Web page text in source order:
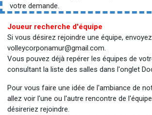
votre demande.
Joueur recherche d'équipe
Si vous désirez rejoindre une équipe,
volleycorponamur@gmail.com.
Vous pouvez déjà repérer les équipes de
consultant la liste des salles dans l'onglet
Pour vous faire une idée de l'ambiance de
allez voir l'une ou l'autre rencontre de
désireriez rejoindre.